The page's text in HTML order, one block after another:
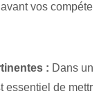
vos compéte
: Dans un
essentiel de mettr